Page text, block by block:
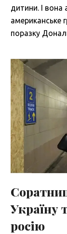
дитини. І
американське
поразку
Україну
росію